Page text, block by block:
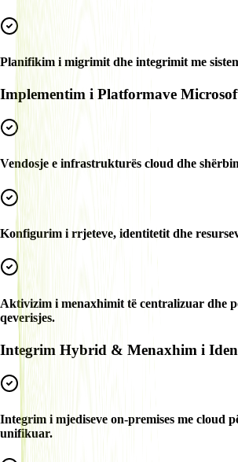
Planifikim i migrimit dhe integrimit me
Implementim i Platformave
Vendosje e infrastrukturës cloud dhe
Konfigurim i rrjeteve, identitetit dhe
Aktivizim i menaxhimit të centralizuar dhe
qeverisjes.
Integrim Hybrid & Menaxhim i
Integrim i mjediseve on-premises me cloud
unifikuar.